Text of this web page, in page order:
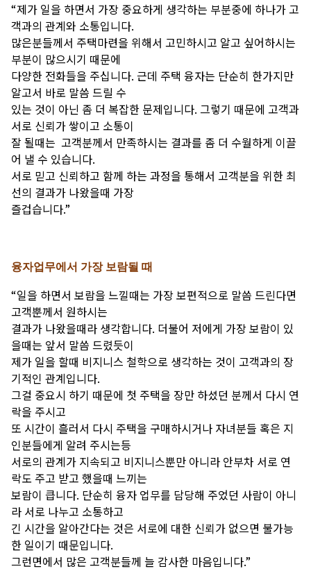
“제가 일을 하면서 가장 중요하게 생각하는 부분중에 하나가 고
객과의 관계와 소통입니다.
많은분들께서 주택마련을 위해서 고민하시고 알고 싶어하시는
부분이 많으시기 때문에
다양한 전화들을 주십니다. 근데 주택 융자는 단순히 한가지만
알고서 바로 말씀 드릴 수
있는 것이 아닌 좀 더 복잡한 문제입니다. 그렇기 때문에 고객과
서로 신뢰가 쌓이고 소통이
잘 될때는 고객분께서 만족하시는 결과를 좀 더 수월하게 이끌
어 낼 수 있습니다.
서로 믿고 신뢰하고 함께 하는 과정을 통해서 고객분을 위한 최
선의 결과가 나왔을때 가장
즐겁습니다.”
융자업무에서 가장 보람될 때
“일을 하면서 보람을 느낄때는 가장 보편적으로 말씀 드린다면
고객뿐께서 원하시는
결과가 나왔을때라 생각합니다. 더불어 저에게 가장 보람이 있
을때는 앞서 말씀 드렸듯이
제가 일을 할때 비지니스 철학으로 생각하는 것이 고객과의 장
기적인 관계입니다.
그걸 중요시 하기 때문에 첫 주택을 장만 하셨던 분께서 다시 연
락을 주시고
또 시간이 흘러서 다시 주택을 구매하시거나 자녀분들 혹은 지
인분들에게 알려 주시는등
서로의 관계가 지속되고 비지니스뿐만 아니라 안부차 서로 연
락도 주고 받고 했을때 느끼는
보람이 큽니다. 단순히 융자 업무를 담당해 주었던 사람이 아니
라 서로 나누고 소통하고
긴 시간을 알아간다는 것은 서로에 대한 신뢰가 없으면 불가능
한 일이기 때문입니다.
그런면에서 많은 고객분들께 늘 감사한 마음입니다.”